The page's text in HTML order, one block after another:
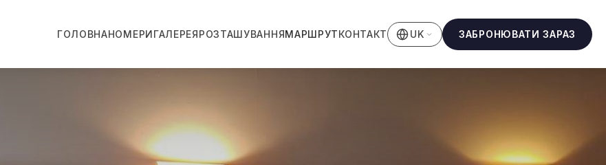
ГОЛОВНАНОМЕРИГАЛЕРЕЯРОЗТАШУВАННЯМАРШРУТКОНТАКТ UK ЗАБРОНЮВАТИ ЗАРАЗ